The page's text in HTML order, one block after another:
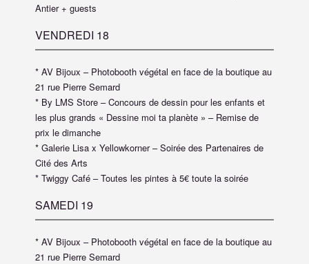
Antier + guests
VENDREDI 18
* AV Bijoux – Photobooth végétal en face de la boutique au
21 rue Pierre Semard
* By LMS Store – Concours de dessin pour les enfants et
les plus grands « Dessine moi ta planète » – Remise de
prix le dimanche
* Galerie Lisa x Yellowkorner – Soirée des Partenaires de
Cité des Arts
* Twiggy Café – Toutes les pintes à 5€ toute la soirée
SAMEDI 19
* AV Bijoux – Photobooth végétal en face de la boutique au
21 rue Pierre Semard